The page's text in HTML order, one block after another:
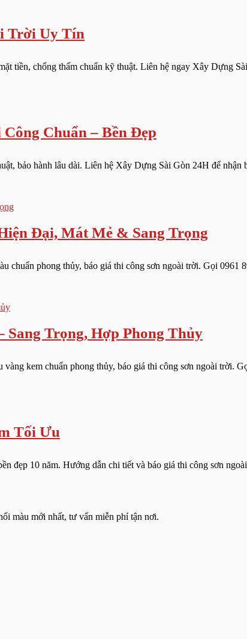
Trời Uy Tín
tiền, chống thấm chuẩn kỹ thuật. Liên hệ ngay Xây Dựng
Chuẩn – Bền Đẹp
bảo hành lâu dài. Liên hệ Xây Dựng Sài Gòn 24H để nhận
Đại, Mát Mẻ & Sang Trọng
chuẩn phong thủy, báo giá thi công sơn ngoài trời. Gọi 0961
Sang Trọng, Hợp Phong Thủy
kem chuẩn phong thủy, báo giá thi công sơn ngoài trời.
Tối Ưu
đẹp 10 năm. Hướng dẫn chi tiết và báo giá thi công sơn
màu mới nhất, tư vấn miễn phí tận nơi.